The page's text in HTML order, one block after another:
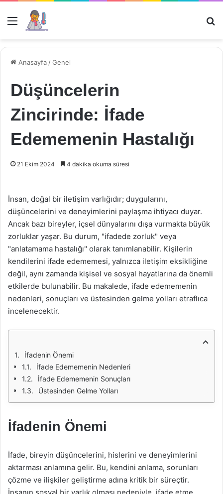
Menü
Anasayfa /Genel
Düşüncelerin
Zincirinde: İfade
Edememenin Hastalığı
21 Ekim 2024 4 dakika okuma süresi
İnsan, doğal bir iletişim varlığıdır; duygularını,
düşüncelerini ve deneyimlerini paylaşma ihtiyacı duyar.
Ancak bazı bireyler, içsel dünyalarını dışa vurmakta büyük
zorluklar yaşar. Bu durum, "ifadede zorluk" veya
"anlatamama hastalığı" olarak tanımlanabilir. Kişilerin
kendilerini ifade edememesi, yalnızca iletişim eksikliğine
değil, aynı zamanda kişisel ve sosyal hayatlarına da önemli
etkilerde bulunabilir. Bu makalede, ifade edememenin
nedenleri, sonuçları ve üstesinden gelme yolları etraflıca
incelenecektir.
İfadenin Önemi
İfade Edememenin Nedenleri
İfade Edememenin Sonuçları
Üstesinden Gelme Yolları
İfadenin Önemi
İfade, bireyin düşüncelerini, hislerini ve deneyimlerini
aktarması anlamına gelir. Bu, kendini anlama, sorunları
çözme ve ilişkiler geliştirme adına kritik bir süreçtir.